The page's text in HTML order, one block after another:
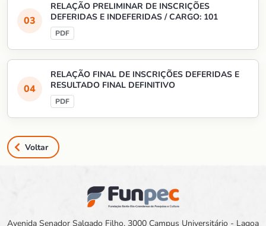
RELAÇÃO PRELIMINAR DE INSCRIÇÕES
DEFERIDAS E INDEFERIDAS / CARGO: 101
RELAÇÃO FINAL DE INSCRIÇÕES DEFERIDAS E
RESULTADO FINAL DEFINITIVO
Voltar
Avenida Senador Salgado Filho, 3000 Campus Universitário - Lagoa